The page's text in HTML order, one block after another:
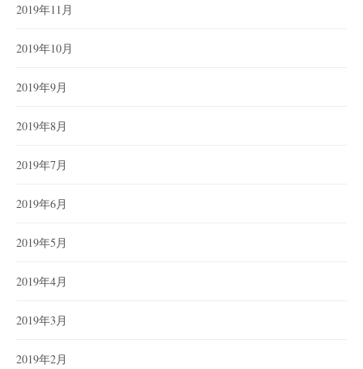
2019年11月
2019年10月
2019年9月
2019年8月
2019年7月
2019年6月
2019年5月
2019年4月
2019年3月
2019年2月